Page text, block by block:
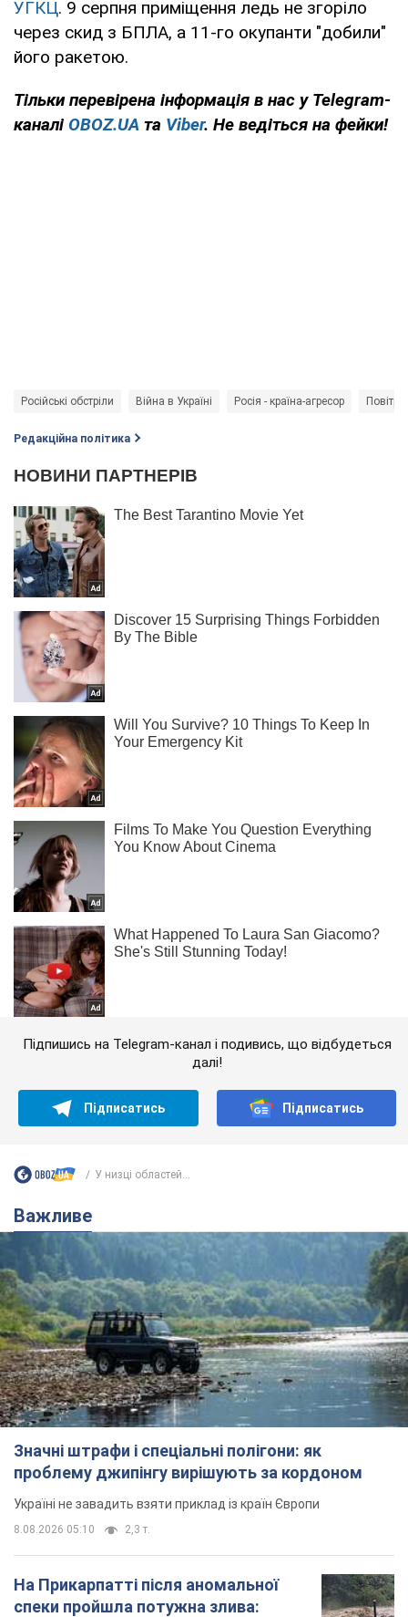
УГКЦ. 9 серпня приміщення ледь не згоріло
через скид з БПЛА, а 11-го окупанти "добили"
його ракетою.
Тільки перевірена інформація в нас у Telegram-
каналі OBOZ.UA та Viber. Не ведіться на фейки!
Російські обстріли Війна в Україні Росія - країна-агресор
Редакційна політика
Підпишись на Telegram-канал і подивись, що відбудеться
далі!
Підписатись Підписатись
У низці областей...
Важливе
Значні штрафи і спеціальні полігони: як
проблему джипінгу вирішують за кордоном
Україні не завадить взяти приклад із країн Європи
8.08.2026 05:10 2,3 т.
На Прикарпатті після аномальної
спеки пройшла потужна злива: